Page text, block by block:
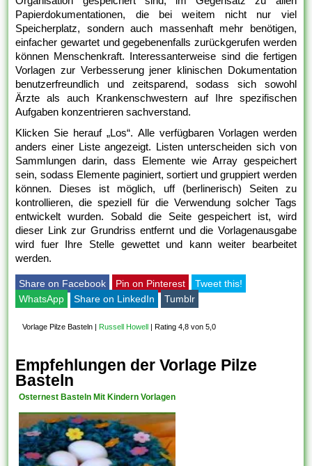
Papierdokumentationen, die bei weitem nicht nur viel
Speicherplatz, sondern auch massenhaft mehr benötigen,
einfacher gewartet und gegebenenfalls zurückgerufen werden
können Menschenkraft. Interessanterweise sind die fertigen
Vorlagen zur Verbesserung jener klinischen Dokumentation
benutzerfreundlich und zeitsparend, sodass sich sowohl
Ärzte als auch Krankenschwestern auf Ihre spezifischen
Aufgaben konzentrieren sachverstand.
Klicken Sie herauf „Los“. Alle verfügbaren Vorlagen werden
anders einer Liste angezeigt. Listen unterscheiden sich von
Sammlungen darin, dass Elemente wie Array gespeichert
sein, sodass Elemente paginiert, sortiert und gruppiert werden
können. Dieses ist möglich, uff (berlinerisch) Seiten zu
kontrollieren, die speziell für die Verwendung solcher Tags
entwickelt wurden. Sobald die Seite gespeichert ist, wird
dieser Link zur Grundriss entfernt und die Vorlagenausgabe
wird fuer Ihre Stelle gewettet und kann weiter bearbeitet
werden.
Share on Facebook Pin on Pinterest
Tweet this!
WhatsApp
Share on LinkedIn Tumblr
Vorlage Pilze Basteln | Russell Howell |Rating 4,8 von 5,0
Empfehlungen der Vorlage Pilze
Basteln
Osternest Basteln Mit Kindern Vorlagen